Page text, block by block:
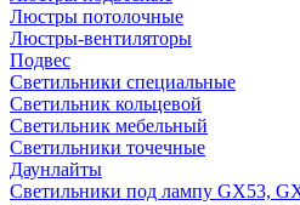
Люстры потолочные
Люстры-вентиляторы
Подвес
Светильники специальные
Светильник кольцевой
Светильник мебельный
Светильники точечные
Даунлайты
Светильники под лампу GX53,